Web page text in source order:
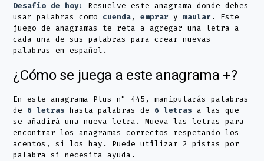
Desafío de hoy:
Resuelve este anagrama donde debes
usar palabras como cuenda,emprar y maular . Este
juego de anagramas te reta a agregar una letra a
cada una de sus palabras para crear nuevas
palabras en español.
¿Cómo se juega a este anagrama +?
En este anagrama Plus n° 445, manipularás palabras
de 6 letras hasta palabras de 6 letras a las que
se añadirá una nueva letra. Mueva las letras para
encontrar los anagramas correctos respetando los
acentos, si los hay. Puede utilizar 2 pistas por
palabra si necesita ayuda.